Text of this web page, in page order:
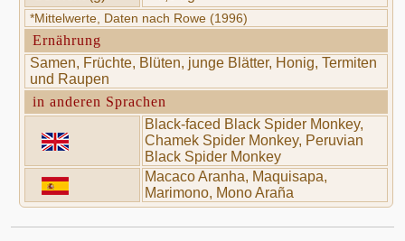
*Mittelwerte, Daten nach Rowe (1996)
Ernährung
Samen, Früchte, Blüten, junge Blätter, Honig, Termiten
und Raupen
in anderen Sprachen
Black-faced Black Spider Monkey,
Chamek Spider Monkey, Peruvian
Black Spider Monkey
Macaco Aranha, Maquisapa,
Marimono, Mono Araña